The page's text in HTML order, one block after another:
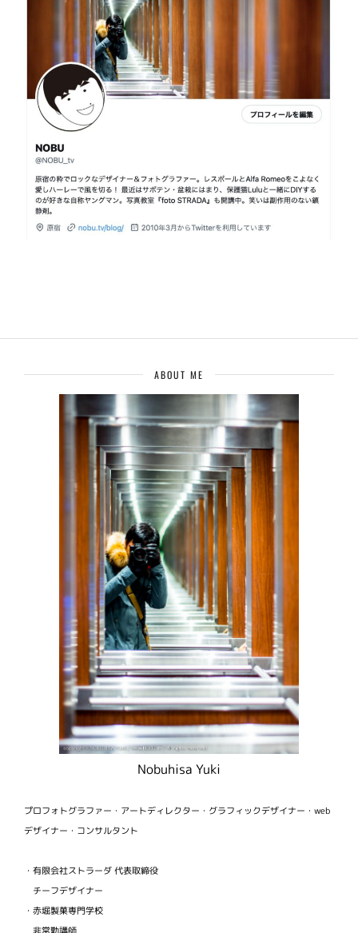
ABOUT ME
Nobuhisa Yuki
プロフォトグラファー・アートディレクター・グラフィックデザイナー・web
デザイナー・コンサルタント
・有限会社ストラーダ 代表取締役
チーフデザイナー
・赤堀製菓専門学校
非常勤講師